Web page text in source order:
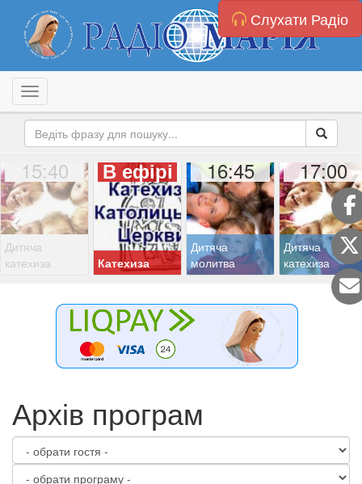
Слухати Радіо
Toggle navigation
15:40
Дитяча
катехиза
В ефірі
Катехиза
16:45
Дитяча
молитва
17:00
Дитяча
катехиза
Архів програм